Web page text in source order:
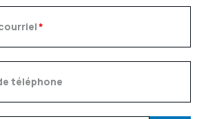
*
téléphone